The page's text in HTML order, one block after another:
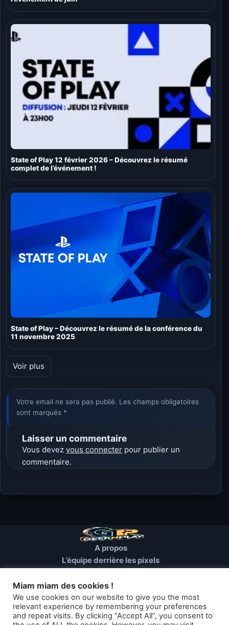
State of Play 12 février 2026 – Découvrez le résumé
complet de l’événement !
State of Play – Découvrez le résumé de la conférence du
11 novembre 2025
Voir plus
Votre email ne sera pas publié. Les champs obligatoires
sont marqués *
Laisser un commentaire
Vous devezvous connecter pour publier un
commentaire.
A propos
L’équipe derrière les pixels
Mentions Légales
Cookies et autres traceurs
Miam miam des cookies !
We use cookies on our website to give you the most
relevant experience by remembering your preferences
and repeat visits. By clicking “Accept All”, you consent to